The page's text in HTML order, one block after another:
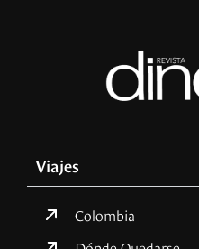
Viajes
Colombia